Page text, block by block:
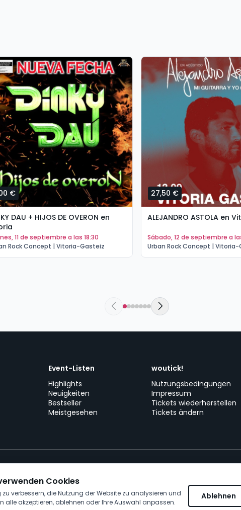
€
DAU + HIJOS DE OVERON en
11 de septiembre a las 18:30
Rock Concept | Vitoria-Gasteiz
27,50 €
ALEJANDRO ASTOLA en
sábado, 12 de septiembre a
Urban Rock Concept |
Event-Listen
Highlights
Neuigkeiten
Bestseller
Meistgesehen
woutick!
Nutzungsbedingungen
Impressum
Tickets wiederherstellen
Tickets ändern
Cookies
verbessern, die Nutzung der Website zu analysieren und
alle akzeptieren, ablehnen oder Ihre Auswahl anpassen.
Ablehnen